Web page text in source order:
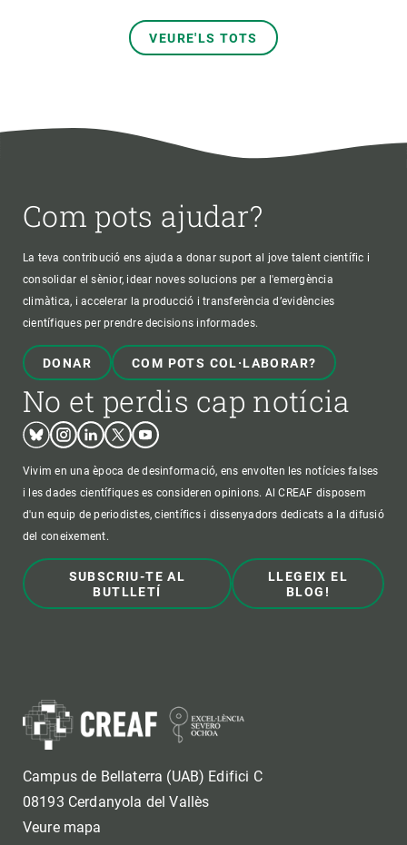
VEURE'LS TOTS
Com pots ajudar?
La teva contribució ens ajuda a donar suport al jove talent científic i
consolidar el sènior, idear noves solucions per a l'emergència
climàtica, i accelerar la producció i transferència d’evidències
científiques per prendre decisions informades.
DONAR COM POTS COL·LABORAR?
No et perdis cap notícia
BlueskyInstagram
LinkedinTwitterYoutube
Vivim en una època de desinformació, ens envolten les notícies falses
i les dades científiques es consideren opinions. Al CREAF disposem
d'un equip de periodistes, científics i dissenyadors dedicats a la difusió
del coneixement.
SUBSCRIU-TE AL
BUTLLETÍ
LLEGEIX EL
BLOG!
Campus de Bellaterra (UAB) Edifici C
08193 Cerdanyola del Vallès
Veure mapa